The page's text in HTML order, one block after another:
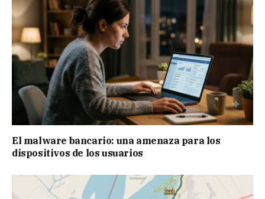
El malware bancario: una amenaza para los
dispositivos de los usuarios